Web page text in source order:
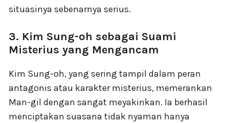
situasinya sebenarnya serius.
3. Kim Sung-oh sebagai Suami
Misterius yang Mengancam
Kim Sung-oh, yang sering tampil dalam peran
antagonis atau karakter misterius, memerankan
Man-gil dengan sangat meyakinkan. Ia berhasil
menciptakan suasana tidak nyaman hanya